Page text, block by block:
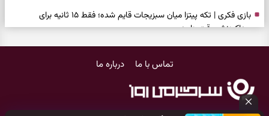
بازی فکری | تکه پیتزا میان سبزیجات قایم شده؛ فقط ۱۵ ثانیه برای
پیداکردنش وقت دارید
سنجیده و رهاشدن از انتظارهای بی‌نتیجه
طرز تهیه کوکو سبزی مجلسی | سبز، خوش‌عطر و برش‌خورده
تماس با ما درباره ما